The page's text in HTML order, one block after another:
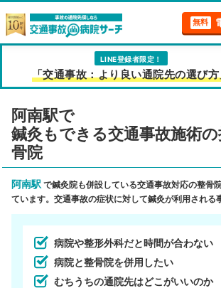
無料
LINE登録者限定！
「交通事故：より良い通院先の選び方
阿南駅で
鍼灸もできる交通事故施術
骨院
阿南駅 で鍼灸院も併設している交通事故対応の整骨
ています。交通事故の症状に対して鍼灸が利用される
病院や整形外科だと時間が合わない
病院と整骨院を併用したい
むちうちの通院先はどこがいいのか